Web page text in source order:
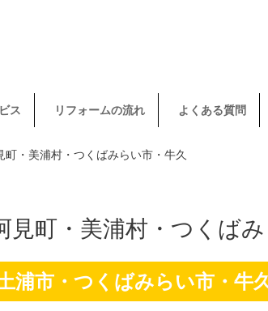
ス リフォームの流れ よくある質問
・美浦村・つくばみらい市・牛久
町・美浦村・つくば
浦市・つくばみらい市・牛